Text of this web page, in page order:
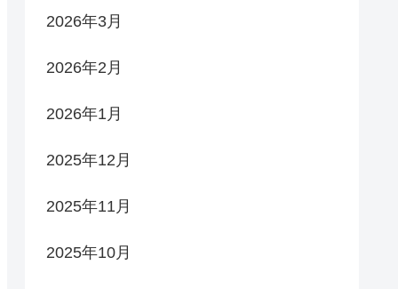
2026年3月
2026年2月
2026年1月
2025年12月
2025年11月
2025年10月